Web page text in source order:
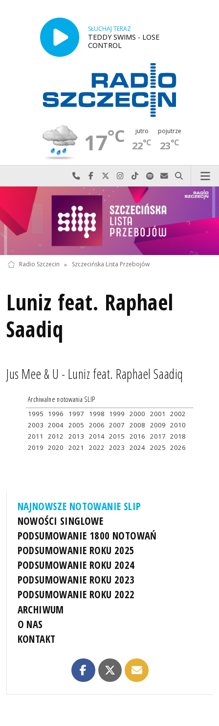
SŁUCHAJ TERAZ
TEDDY SWIMS - LOSE
CONTROL
17°C jutro
22°C
pojutrze
23°C
Najlepiej po prostu do nas zadzwoń
Odwiedź nas na Facebook-u
Odwiedź nas na X
Odwiedź nas na Instagram-ie
Odwiedź nas na TikTok-u
Szukaj nas na Spotify
Wyślij do nas
Szukaj
Radio Szczecin » Szczecińska Lista Przebojów
Luniz feat. Raphael
Saadiq
Jus Mee & U - Luniz feat. Raphael Saadiq
Archiwalne notowania SLIP
1995 1996 1997 1998 1999 2000 2001
2002
2003 2004 2005 2006 2007 2008 2009 2010
2011
2012 2013 2014 2015 2016 2017 2018
2019 2020 2021 2022 2023 2024 2025 2026
NAJNOWSZE NOTOWANIE SLIP
NOWOŚCI SINGLOWE
PODSUMOWANIE 1800 NOTOWAŃ
PODSUMOWANIE ROKU 2025
PODSUMOWANIE ROKU 2024
PODSUMOWANIE ROKU 2023
PODSUMOWANIE ROKU 2022
ARCHIWUM
O NAS
KONTAKT